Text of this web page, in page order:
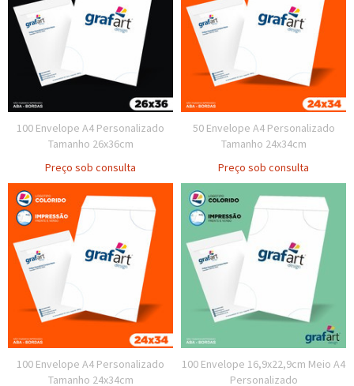
100 Envelope A4 Personalizado
Tamanho 26x36cm
Preço sob consulta
50 Envelope A4 Personalizado
Tamanho 24x34cm
Preço sob consulta
100 Envelope A4 Personalizado
Tamanho 24x34cm
100 Envelope 16,9x22,9cm Meio A4
Personalizado